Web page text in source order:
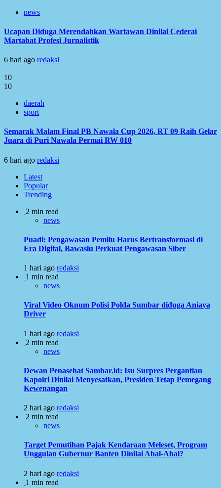
news
Ucapan Diduga Merendahkan Wartawan Dinilai Cederai
Martabat Profesi Jurnalistik
6 hari ago redaksi
10
10
daerah
sport
Semarak Malam Final PB Nawala Cup 2026, RT 09 Raih Gelar
Juara di Puri Nawala Permai RW 010
6 hari ago redaksi
Latest
Popular
Trending
2 min read
news
Puadi: Pengawasan Pemilu Harus Bertransformasi di
Era Digital, Bawaslu Perkuat Pengawasan Siber
1 hari ago redaksi
1 min read
news
Viral Video Oknum Polisi Polda Sumbar diduga Aniaya
Driver
1 hari ago redaksi
2 min read
news
Dewan Penasehat Sambar.id: Isu Surpres Pergantian
Kapolri Dinilai Menyesatkan, Presiden Tetap Pemegang
Kewenangan
2 hari ago redaksi
2 min read
news
Target Pemutihan Pajak Kendaraan Meleset, Program
Unggulan Gubernur Banten Dinilai Abal-Abal?
2 hari ago redaksi
1 min read